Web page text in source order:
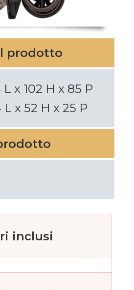
prodotto
x 102 H x 85 P
x 52 H x 25 P
inclusi